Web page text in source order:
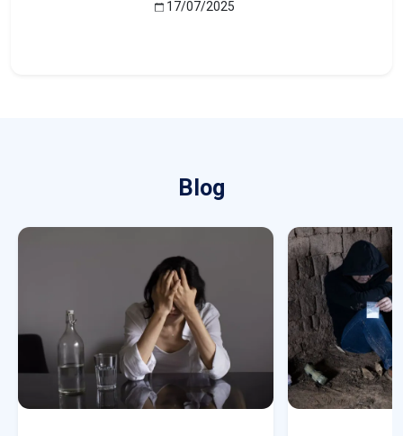
17/07/2025
Blog